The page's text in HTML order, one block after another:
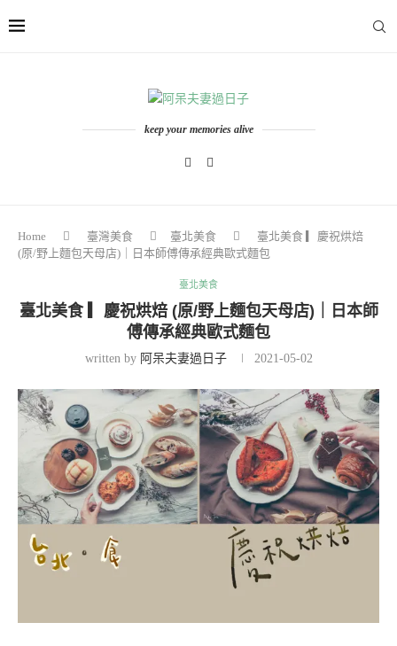
keep your memories alive
Home 臺灣美食 臺北美食
臺北美食 ▎慶祝烘焙
(原/野上麵包天母店)｜日本師傅傳承經典歐式麵包
臺北美食
臺北美食 ▎慶祝烘焙 (原/野上麵包天母店)｜日本師
傅傳承經典歐式麵包
written by 阿呆夫妻過日子 2021-05-02